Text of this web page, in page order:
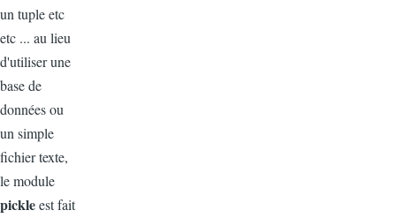
un tuple etc
etc ... au lieu
d'utiliser une
base de
données ou
un simple
fichier texte,
le module
pickleest fait